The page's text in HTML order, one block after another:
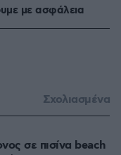
με ασφάλεια
Σχολιασμένα
σε πισίνα beach